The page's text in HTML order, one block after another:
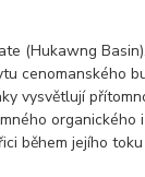
(Hukawng
cenomanského
vysvětlují
organického
během jejího